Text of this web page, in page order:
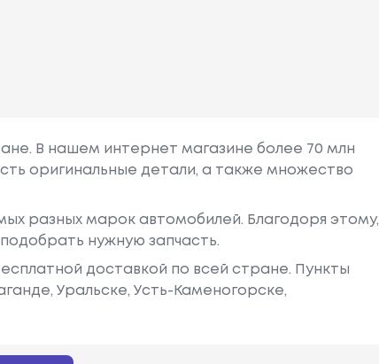
В нашем интернет магазине более 70 млн
оригинальные детали, а также множество
разных марок автомобилей. Благодоря этому,
нужную запчасть.
доставкой по всей стране. Пункты
Уральске, Усть-Каменогорске,